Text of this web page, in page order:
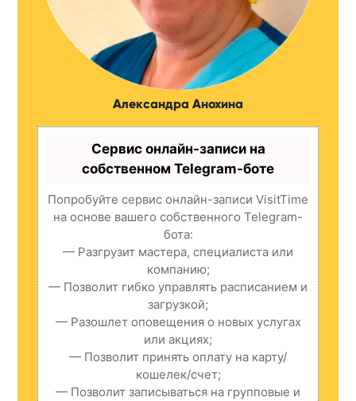
Александра Анохина
Сервис онлайн-записи на
собственном Telegram-боте
Попробуйте сервис онлайн-записи VisitTime
на основе вашего собственного Telegram-
бота:
— Разгрузит мастера, специалиста или
компанию;
— Позволит гибко управлять расписанием и
загрузкой;
— Разошлет оповещения о новых услугах
или акциях;
— Позволит принять оплату на карту/
кошелек/счет;
— Позволит записываться на групповые и